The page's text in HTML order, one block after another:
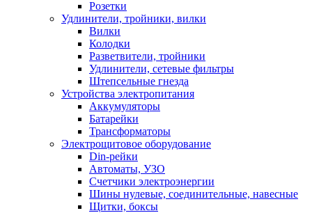
Розетки
Удлинители, тройники, вилки
Вилки
Колодки
Разветвители, тройники
Удлинители, сетевые фильтры
Штепсельные гнезда
Устройства электропитания
Аккумуляторы
Батарейки
Трансформаторы
Электрощитовое оборудование
Din-рейки
Автоматы, УЗО
Счетчики электроэнергии
Шины нулевые, соединительные, навесные
Щитки, боксы